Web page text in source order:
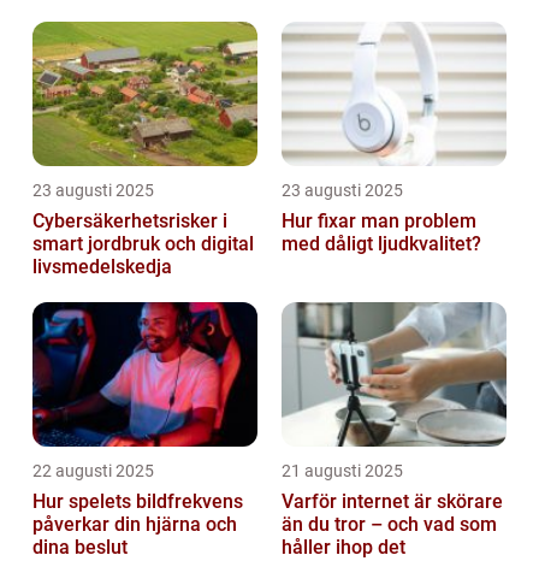
23 augusti 2025
Cybersäkerhetsrisker i
smart jordbruk och digital
livsmedelskedja
23 augusti 2025
Hur fixar man problem
med dåligt ljudkvalitet?
22 augusti 2025
Hur spelets bildfrekvens
påverkar din hjärna och
dina beslut
21 augusti 2025
Varför internet är skörare
än du tror – och vad som
håller ihop det